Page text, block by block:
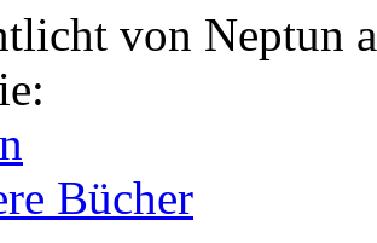
von Neptun
Bücher